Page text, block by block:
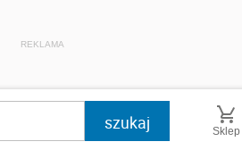
REKLAMA
Sklep